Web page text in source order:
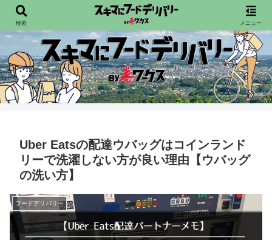
配達員向けフードデリバリー情報を発信宙
Uber Eatsの配達ウバッグはコインランド
リーで洗濯しない方が良い理由【ウバッグ
の洗い方】
フードデリバリー
検索 メニュー